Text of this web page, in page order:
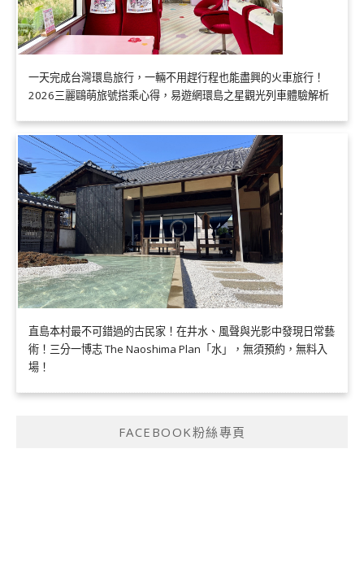
一天完成台灣環島旅行，一輛不用趕行程也能盡興的火車旅行！
2026三麗鷗萌旅號搭乘心得，易遊網環島之星觀光列車體驗解析
直島本村最不可錯過的古民家！在井水、風聲與光影中發現日常藝
術！三分一博志 The Naoshima Plan「水」，無須預約，無料入
場！
FACEBOOK粉絲專頁